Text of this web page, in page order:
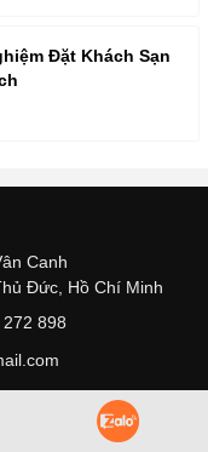
Đặt Khách Sạn
Canh
Đức, Hồ Chí Minh
898